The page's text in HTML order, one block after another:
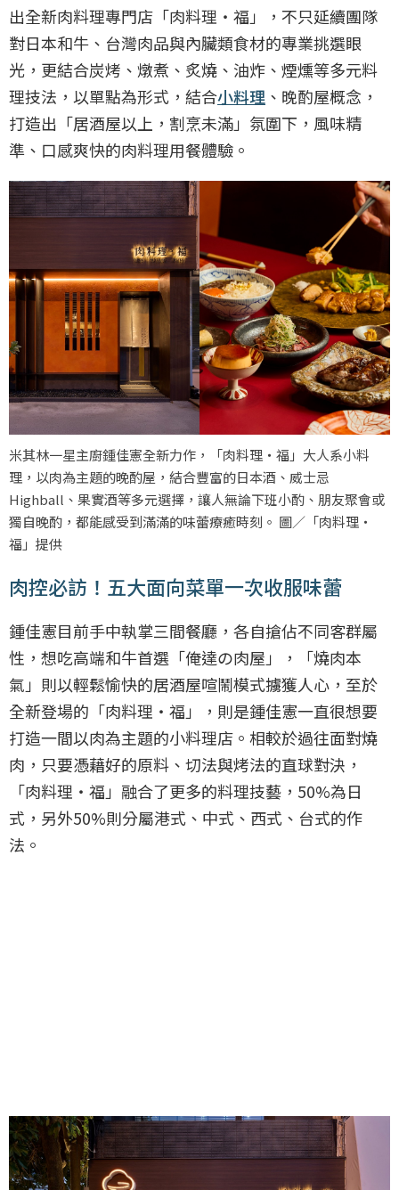
出全新肉料理專門店「肉料理‧福」，不只延續團隊
對日本和牛、台灣肉品與內臟類食材的專業挑選眼
光，更結合炭烤、燉煮、炙燒、油炸、煙燻等多元料
理技法，以單點為形式，結合小料理 、晚酌屋概念，
打造出「居酒屋以上，割烹未滿」氛圍下，風味精
準、口感爽快的肉料理用餐體驗。
米其林一星主廚鍾佳憲全新力作，「肉料理‧福」大人系小料
理，以肉為主題的晚酌屋，結合豐富的日本酒、威士忌
Highball、果實酒等多元選擇，讓人無論下班小酌、朋友聚會或
獨自晚酌，都能感受到滿滿的味蕾療癒時刻。 圖／「肉料理‧
福」提供
肉控必訪！五大面向菜單一次收服味蕾
鍾佳憲目前手中執掌三間餐廳，各自搶佔不同客群屬
性，想吃高端和牛首選「俺達の肉屋」，「燒肉本
氣」則以輕鬆愉快的居酒屋喧鬧模式擄獲人心，至於
全新登場的「肉料理‧福」，則是鍾佳憲一直很想要
打造一間以肉為主題的小料理店。相較於過往面對燒
肉，只要憑藉好的原料、切法與烤法的直球對決，
「肉料理‧福」融合了更多的料理技藝，50%為日
式，另外50%則分屬港式、中式、西式、台式的作
法。